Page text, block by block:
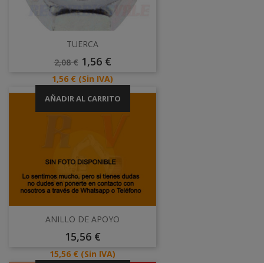
TUERCA
Precio
2,08 € Precio
1,56 €
Precio
1,56 € (Sin IVA)
AÑADIR AL CARRITO
ANILLO DE APOYO
Precio
15,56 €
Precio
15,56 € (Sin IVA)